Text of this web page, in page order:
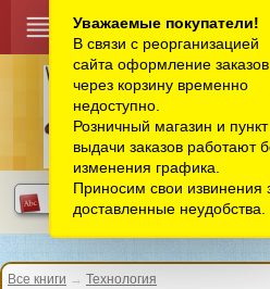
Все книги → Технология
Уважаемые покупатели!
В связи с реорганизацией
сайта оформление заказов
через корзину временно
недоступно.
Розничный магазин и пункт
выдачи заказов работают
изменения графика.
Приносим свои извинения
доставленные неудобства.